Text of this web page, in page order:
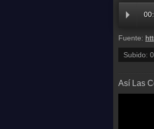
Fuente: https://
Subido:
Así Las